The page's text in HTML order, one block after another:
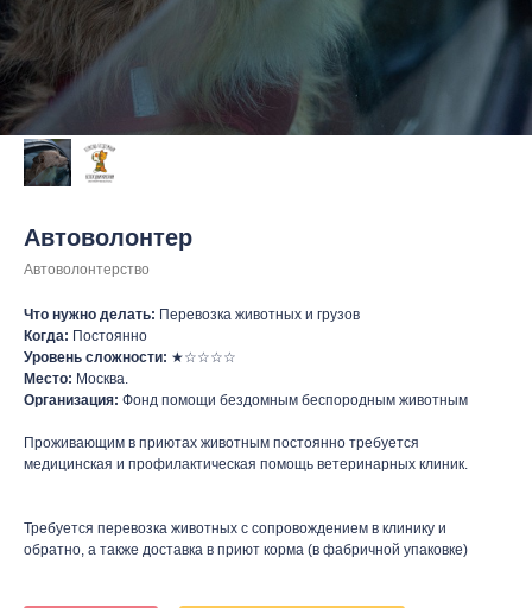
Автоволонтер
Автоволонтерство
Что нужно делать: Перевозка животных и грузов
Когда: Постоянно
Уровень сложности: ★☆☆☆☆
Место: Москва.
Организация: Фонд помощи бездомным беспородным животным
Проживающим в приютах животным постоянно требуется
медицинская и профилактическая помощь ветеринарных клиник.
Требуется перевозка животных с сопровождением в клинику и
обратно, а также доставка в приют корма (в фабричной упаковке)